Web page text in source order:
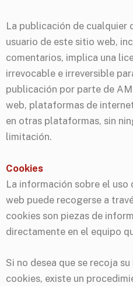
La publicación de cualquier
usuario de este sitio web,
comentarios, implica una
irrevocable e irreversible
publicación por parte de
web, plataformas de
en otras plataformas, sin
limitación.
Cookies
La información sobre el uso
web puede recogerse a
cookies son piezas de
directamente en el equipo
Si no desea que se recoja
cookies, existe un